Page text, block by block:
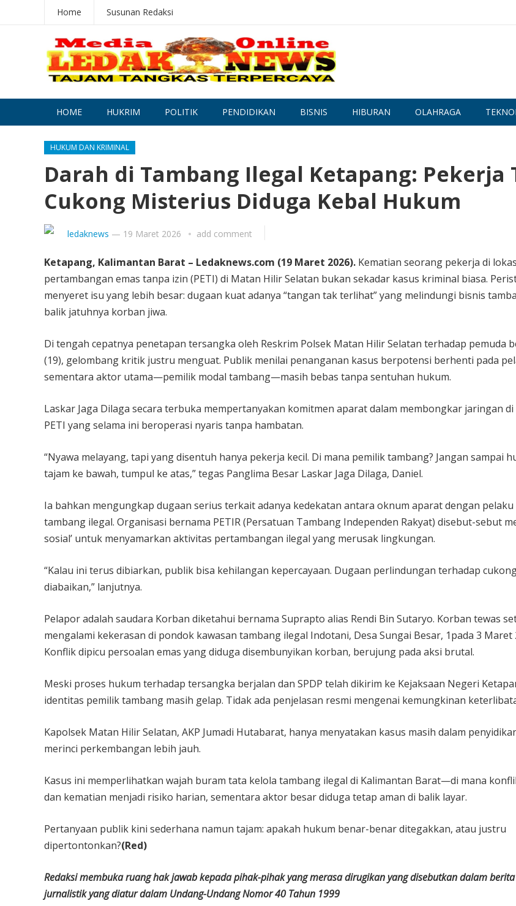
Home Susunan Redaksi
HOME HUKRIM POLITIK PENDIDIKAN BISNIS HIBURAN OLAHRAGA
HUKUM DAN KRIMINAL
Darah di Tambang Ilegal Ketapang: Pekerja
Cukong Misterius Diduga Kebal Hukum
ledaknews — 19 Maret 2026 add comment
Ketapang, Kalimantan Barat – Ledaknews.com (19 Maret 2026). Kematian seorang pekerja di
pertambangan emas tanpa izin (PETI) di Matan Hilir Selatan bukan sekadar kasus kriminal biasa.
menyeret isu yang lebih besar: dugaan kuat adanya “tangan tak terlihat” yang melindungi bisnis
balik jatuhnya korban jiwa.
Di tengah cepatnya penetapan tersangka oleh Reskrim Polsek Matan Hilir Selatan terhadap pemuda
(19), gelombang kritik justru menguat. Publik menilai penanganan kasus berpotensi berhenti pada
sementara aktor utama—pemilik modal tambang—masih bebas tanpa sentuhan hukum.
Laskar Jaga Dilaga secara terbuka mempertanyakan komitmen aparat dalam membongkar jaringan
PETI yang selama ini beroperasi nyaris tanpa hambatan.
“Nyawa melayang, tapi yang disentuh hanya pekerja kecil. Di mana pemilik tambang? Jangan sampai
tajam ke bawah, tumpul ke atas,” tegas Panglima Besar Laskar Jaga Dilaga, Daniel.
Ia bahkan mengungkap dugaan serius terkait adanya kedekatan antara oknum aparat dengan pelaku
tambang ilegal. Organisasi bernama PETIR (Persatuan Tambang Independen Rakyat) disebut-sebut
sosial’ untuk menyamarkan aktivitas pertambangan ilegal yang merusak lingkungan.
“Kalau ini terus dibiarkan, publik bisa kehilangan kepercayaan. Dugaan perlindungan terhadap
diabaikan,” lanjutnya.
Pelapor adalah saudara Korban diketahui bernama Suprapto alias Rendi Bin Sutaryo. Korban tewas
mengalami kekerasan di pondok kawasan tambang ilegal Indotani, Desa Sungai Besar, 1pada 3 Maret
Konflik dipicu persoalan emas yang diduga disembunyikan korban, berujung pada aksi brutal.
Meski proses hukum terhadap tersangka berjalan dan SPDP telah dikirim ke Kejaksaan Negeri
identitas pemilik tambang masih gelap. Tidak ada penjelasan resmi mengenai kemungkinan
Kapolsek Matan Hilir Selatan, AKP Jumadi Hutabarat, hanya menyatakan kasus masih dalam
merinci perkembangan lebih jauh.
Kasus ini memperlihatkan wajah buram tata kelola tambang ilegal di Kalimantan Barat—di mana
dan kematian menjadi risiko harian, sementara aktor besar diduga tetap aman di balik layar.
Pertanyaan publik kini sederhana namun tajam: apakah hukum benar-benar ditegakkan, atau justru
dipertontonkan?(Red)
Redaksi membuka ruang hak jawab kepada pihak-pihak yang merasa dirugikan yang disebutkan dalam
jurnalistik yang diatur dalam Undang-Undang Nomor 40 Tahun 1999